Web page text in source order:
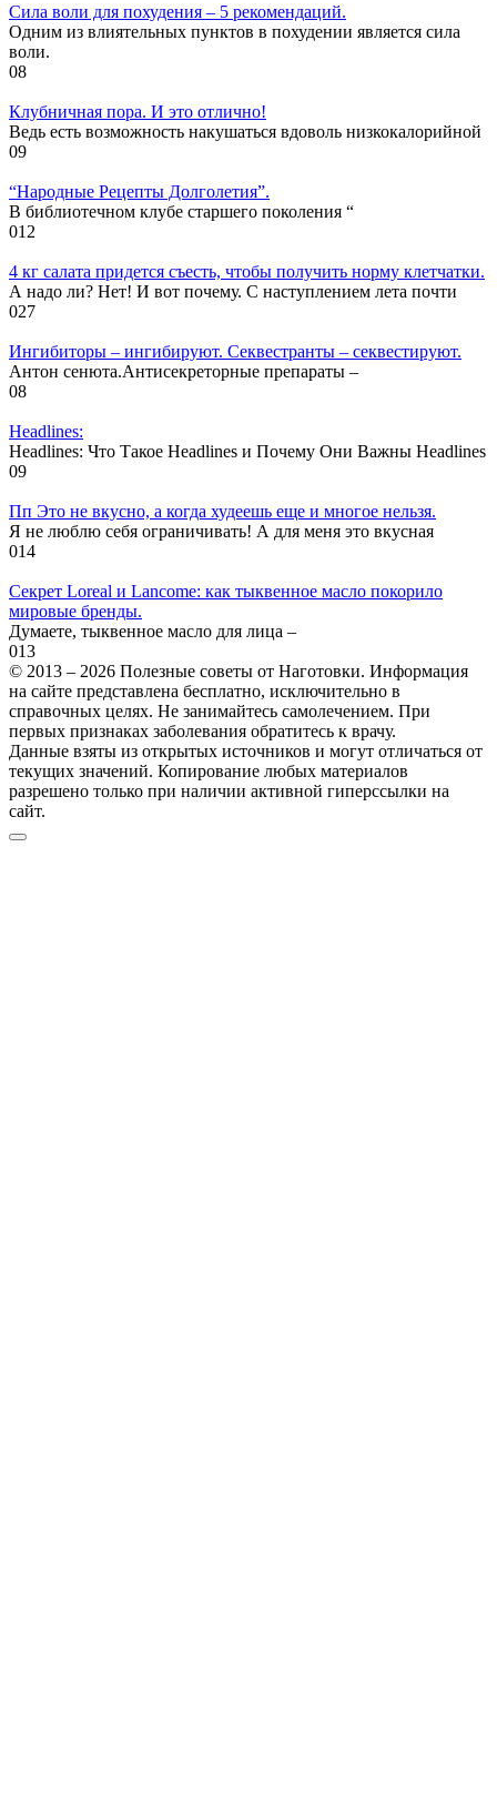
Cила воли для похудения – 5 рекомендаций.
Одним из влиятельных пунктов в похудении является сила
воли.
08
Клубничная пора. И это отлично!
Ведь есть возможность накушаться вдоволь низкокалорийной
09
“Народные Рецепты Долголетия”.
В библиотечном клубе старшего поколения “
012
4 кг салата придется съесть, чтобы получить норму клетчатки.
А надо ли? Нет! И вот почему. С наступлением лета почти
027
Ингибиторы – ингибируют. Секвестранты – секвестируют.
Антон сенюта.Антисекреторные препараты –
08
Headlines:
Headlines: Что Такое Headlines и Почему Они Важны Headlines
09
Пп Это не вкусно, а когда худеешь еще и многое нельзя.
Я не люблю себя ограничивать! А для меня это вкусная
014
Секрет Loreal и Lancome: как тыквенное масло покорило
мировые бренды.
Думаете, тыквенное масло для лица –
013
© 2013 – 2026 Полезные советы от Наготовки. Информация
на сайте представлена бесплатно, исключительно в
справочных целях. Не занимайтесь самолечением. При
первых признаках заболевания обратитесь к врачу.
Данные взяты из открытых источников и могут отличаться от
текущих значений. Копирование любых материалов
разрешено только при наличии активной гиперссылки на
сайт.